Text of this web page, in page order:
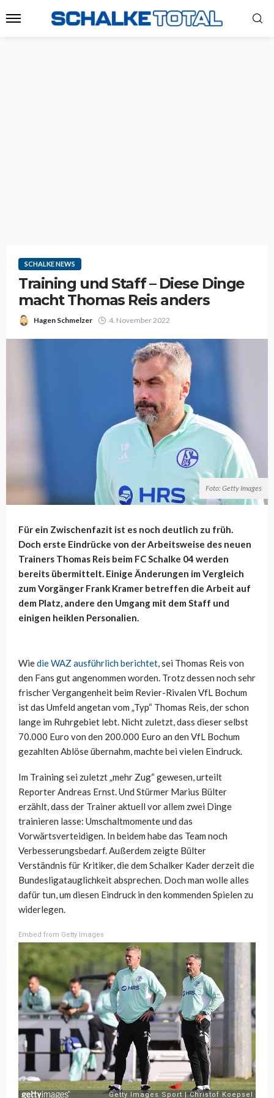
SCHALKE NEWS
Training und Staff – Diese Dinge
macht Thomas Reis anders
Hagen Schmelzer 4. November 2022
Foto: Getty Images
Für ein Zwischenfazit ist es noch deutlich zu früh.
Doch erste Eindrücke von der Arbeitsweise des neuen
Trainers Thomas Reis beim FC Schalke 04 werden
bereits übermittelt. Einige Änderungen im Vergleich
zum Vorgänger Frank Kramer betreffen die Arbeit auf
dem Platz, andere den Umgang mit dem Staff und
einigen heiklen Personalien.
Wiedie WAZ ausführlich berichtet, sei Thomas Reis von
den Fans gut angenommen worden. Trotz dessen noch sehr
frischer Vergangenheit beim Revier-Rivalen VfL Bochum
ist das Umfeld angetan vom „Typ“ Thomas Reis, der schon
lange im Ruhrgebiet lebt. Nicht zuletzt, dass dieser selbst
70.000 Euro von den 200.000 Euro an den VfL Bochum
gezahlten Ablöse übernahm, machte bei vielen Eindruck.
Im Training sei zuletzt „mehr Zug“ gewesen, urteilt
Reporter Andreas Ernst. Und Stürmer Marius Bülter
erzählt, dass der Trainer aktuell vor allem zwei Dinge
trainieren lasse: Umschaltmomente und das
Vorwärtsverteidigen. In beidem habe das Team noch
Verbesserungsbedarf. Außerdem zeigte Bülter
Verständnis für Kritiker, die dem Schalker Kader derzeit die
Bundesligatauglichkeit absprechen. Doch man wolle alles
dafür tun, um diesen Eindruck in den kommenden Spielen zu
widerlegen.
Embed from Getty Images